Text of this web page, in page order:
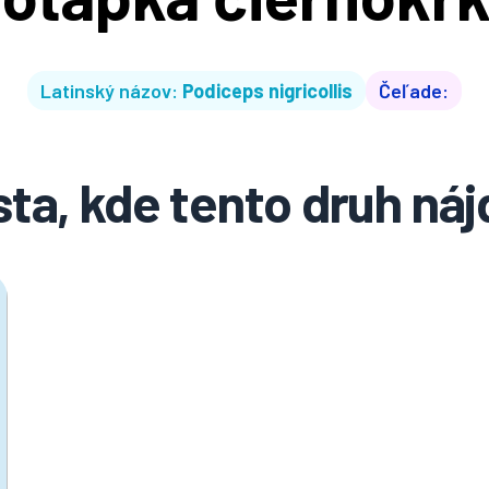
Latinský názov: Podiceps nigricollis Čeľade:
kde tento druh